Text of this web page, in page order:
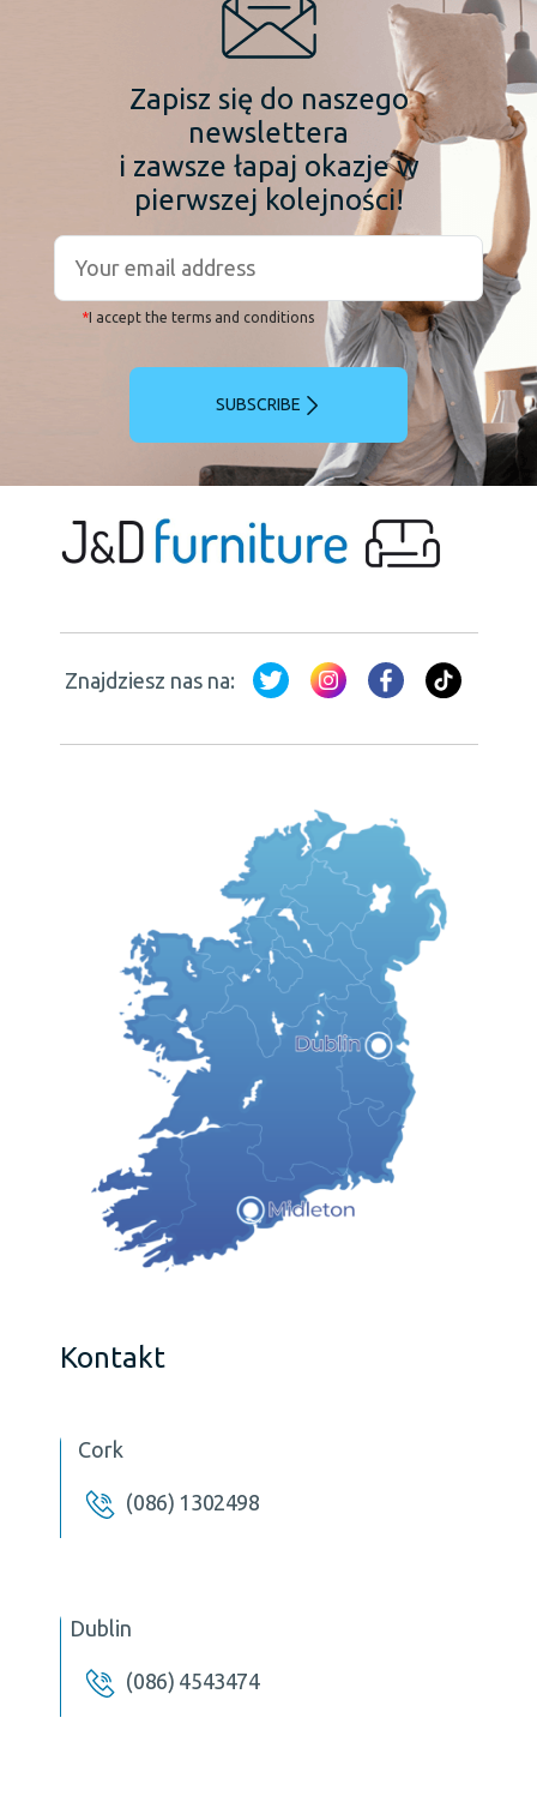
Zapisz się do naszego
newslettera
i zawsze łapaj okazje w
pierwszej kolejności!
*I accept the terms and conditions
SUBSCRIBE
Znajdziesz nas na:
Kontakt
Cork
(086) 1302498
Dublin
(086) 4543474